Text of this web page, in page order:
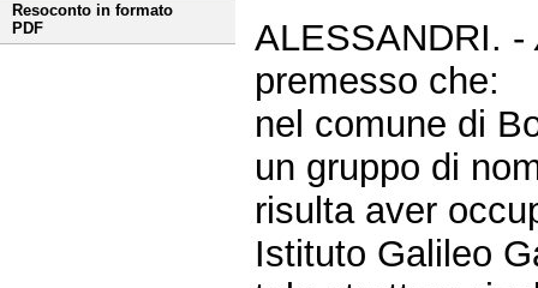
Resoconto in formato
PDF
ALESSANDRI. -
premesso che:
nel comune di
un gruppo di
risulta aver
Istituto Galileo